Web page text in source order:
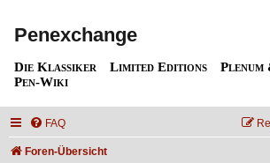
Penexchange
Die Klassiker Limited Editions
Plenum
Pen-Wiki
FAQ
Foren-Übersicht